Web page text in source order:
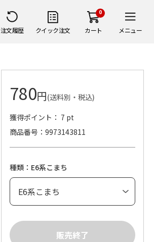
注文履歴 クイック注文
0
カート メニュー
780円(送料別・税込)
獲得ポイント： 7 pt
商品番号
9973143811
種類：E6系こまち